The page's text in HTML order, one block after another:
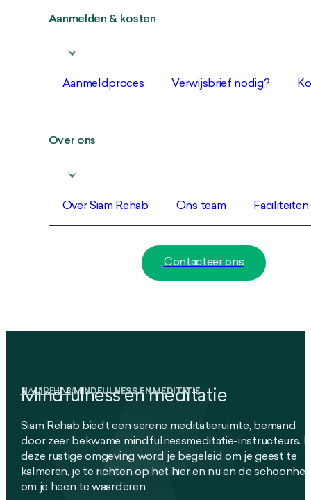
Aanmelden & kosten
Aanmeldproces Verwijsbrief nodig?
Over ons
Over Siam Rehab Ons team Faciliteiten
Contacteer ons
SIAM REHAB/MINDFULNESS EN MEDITATIE
Mindfulness en meditatie
Siam Rehab biedt een serene meditatieruimte, bemand
door zeer bekwame mindfulnessmeditatie-instructeurs.
deze rustige omgeving word je begeleid om je geest te
kalmeren, je te richten op het hier en nu en de
om je heen te waarderen.